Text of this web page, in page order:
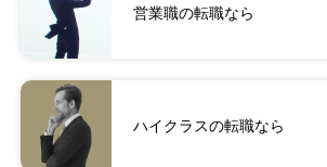
営業職の転職なら
ハイクラスの転職なら